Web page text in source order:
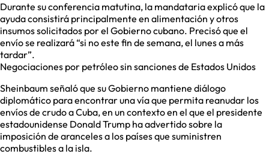
Durante su conferencia matutina, la mandataria explicó que la
ayuda consistirá principalmente en alimentación y otros
insumos solicitados por el Gobierno cubano. Precisó que el
envío se realizará “si no este fin de semana, el lunes a más
tardar”.
Negociaciones por petróleo sin sanciones de Estados Unidos
Sheinbaum señaló que su Gobierno mantiene diálogo
diplomático para encontrar una vía que permita reanudar los
envíos de crudo a Cuba, en un contexto en el que el presidente
estadounidense Donald Trump ha advertido sobre la
imposición de aranceles a los países que suministren
combustibles a la isla.